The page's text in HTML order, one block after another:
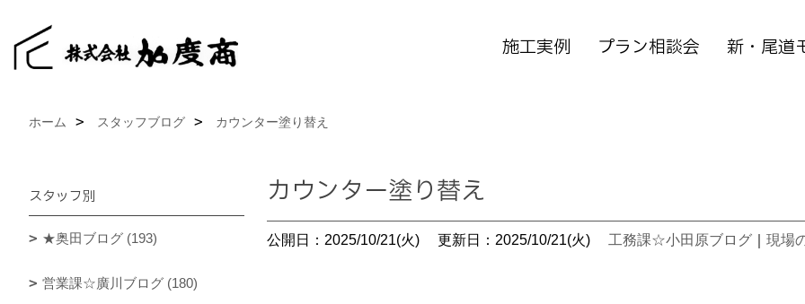
施工実例 プラン相談会 新・尾道
ホーム スタッフブログ カウンター塗り替え
カウンター塗り替え
公開日：2025/10/21(火) 更新日：2025/10/21(火) 工務課☆小田原ブログ 現場
スタッフ別
★奥田ブログ (193)
営業課☆廣川ブログ (180)